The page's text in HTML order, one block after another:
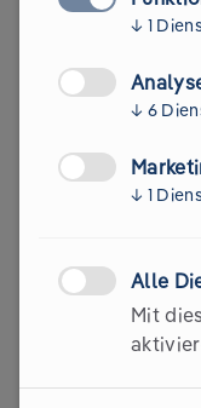
Bei unserer
Formate, die Aha-
↓ 1
↓ 6
↓ 1
Alle
Mit